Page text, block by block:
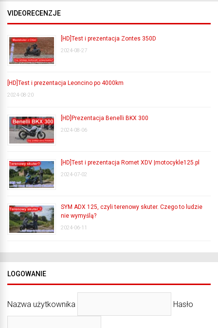
VIDEORECENZJE
[HD]Test i prezentacja Zontes 350D
2024-08-27
[HD]Test i prezentacja Leoncino po 4000km
2024-08-20
[HD]Prezentacja Benelli BKX 300
2024-08-06
[HD]Test i prezentacja Romet XDV |motocykle125.pl
2024-07-02
SYM ADX 125, czyli terenowy skuter. Czego to ludzie
nie wymyślą?
2024-06-11
LOGOWANIE
Nazwa użytkownika Hasło